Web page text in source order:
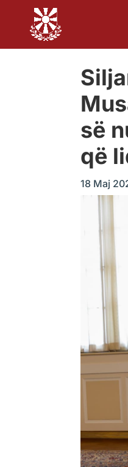
së
që
18 Maj